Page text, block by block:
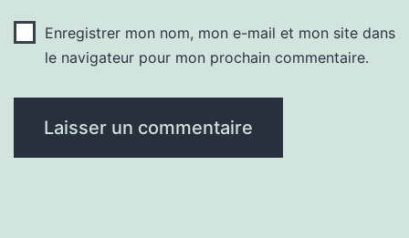
Enregistrer mon nom, mon e-mail et mon site dans
le navigateur pour mon prochain commentaire.